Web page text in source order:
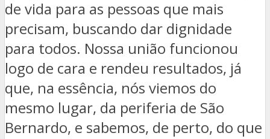
de vida para as pessoas que mais
precisam, buscando dar dignidade
para todos. Nossa união funcionou
logo de cara e rendeu resultados, já
que, na essência, nós viemos do
mesmo lugar, da periferia de São
Bernardo, e sabemos, de perto, do que